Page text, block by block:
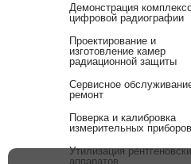
Демонстрация
цифровой радиографии
Проектирование и
изготовление камер
радиационной защиты
Сервисное
ремонт
Поверка и калибровка
измерительных приборов
Утилизация
аппаратов